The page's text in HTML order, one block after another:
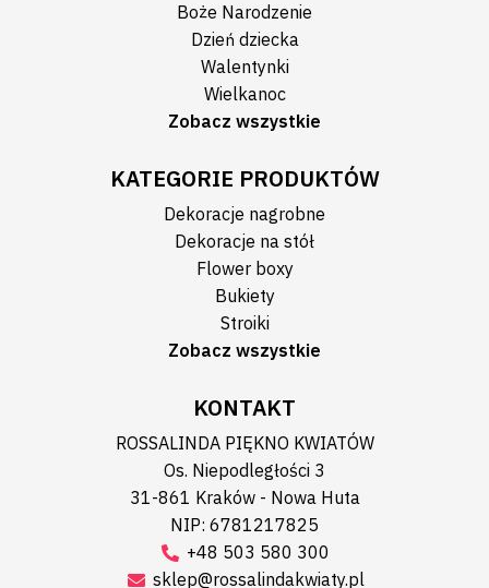
Boże Narodzenie
Dzień dziecka
Walentynki
Wielkanoc
Zobacz wszystkie
KATEGORIE PRODUKTÓW
Dekoracje nagrobne
Dekoracje na stół
Flower boxy
Bukiety
Stroiki
Zobacz wszystkie
KONTAKT
ROSSALINDA PIĘKNO KWIATÓW
Os. Niepodległości 3
31-861 Kraków - Nowa Huta
NIP: 6781217825
+48 503 580 300
sklep@rossalindakwiaty.pl